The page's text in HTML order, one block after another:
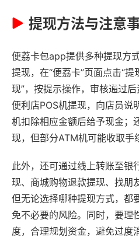
提现方法与注意
便荔卡包app提供多种提现方
提现，在“便荔卡”页面点击“提
现”，按提示操作，审核通过
便利店POS机提现，向店员说
机扣除相应金额后给予现金；
现，但部分ATM机可能收取手
此外，还可通过线上转账至银
现、商城购物退款提现、找朋
但无论选择哪种提现方式，都
免不必要的风险。同时，要理
度，合理规划资金，避免过度